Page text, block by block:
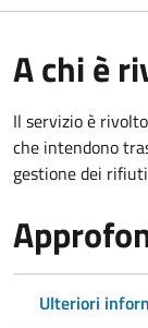
A chi è
Il servizio è
che intendono
gestione dei
Ulteriori